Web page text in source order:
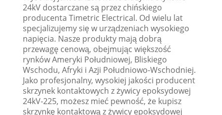
24kV dostarczane są przez chińskiego
producenta Timetric Electrical. Od wielu lat
specjalizujemy się w urządzeniach wysokiego
napięcia. Nasze produkty mają dobrą
przewagę cenową, obejmując większość
rynków Ameryki Południowej, Bliskiego
Wschodu, Afryki i Azji Południowo-Wschodniej.
Jako profesjonalny, wysokiej jakości producent
skrzynek kontaktowych z żywicy epoksydowej
24kV-225, możesz mieć pewność, że kupisz
skrzynkę kontaktową z żywicy epoksydowej